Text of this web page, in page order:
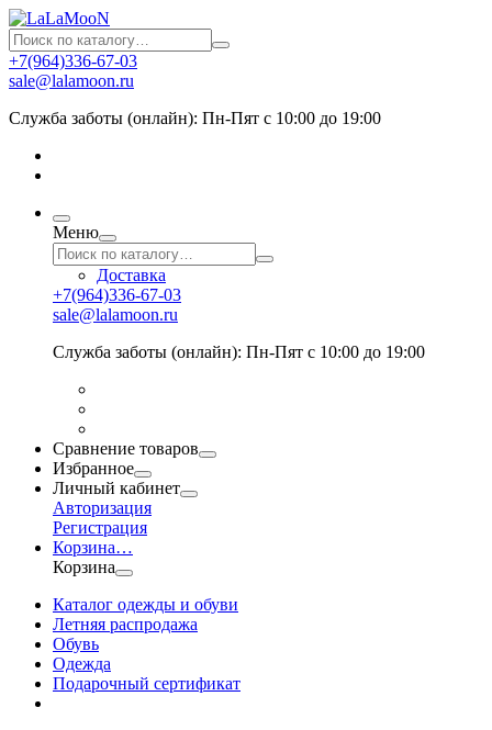
+7(964)336-67-03
sale@lalamoon.ru
Служба заботы (онлайн): Пн-Пят с 10:00 до 19:00
Меню
Доставка
+7(964)336-67-03
sale@lalamoon.ru
Служба заботы (онлайн): Пн-Пят с 10:00 до 19:00
Сравнение товаров
Избранное
Личный кабинет
Авторизация
Регистрация
Корзина…
Корзина
Каталог одежды и обуви
Летняя распродажа
Обувь
Одежда
Подарочный сертификат